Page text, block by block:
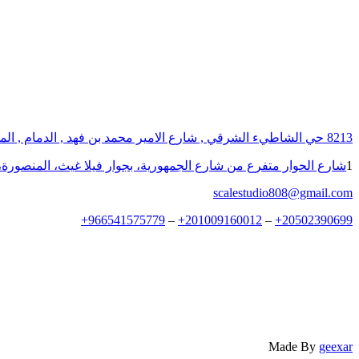
8213 حي الشاطيء الشرقي , شارع الامير محمد بن فهد , الدمام , المملكة العربية السعودية
1شارع الحوار متفرع من شارع الجمهورية، بجوار فيلا غيث،
scalestudio808@gmail.com
20502390699
+
–
201009160012
+
–
966541575779
+
Made By geexar